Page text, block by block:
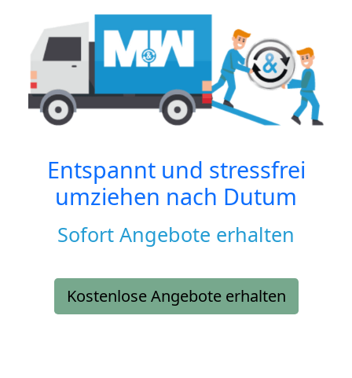
Entspannt und stressfrei
umziehen nach Dutum
Sofort Angebote erhalten
Kostenlose Angebote erhalten